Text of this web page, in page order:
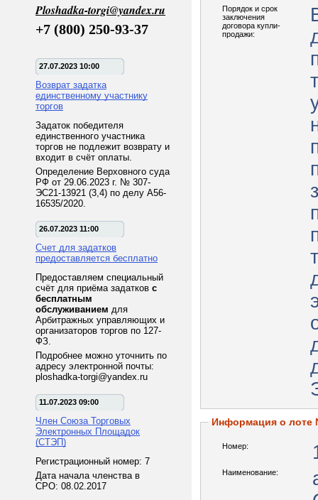
Ploshadka-torgi@yandex.ru
+7 (800) 250-93-37
27.07.2023 10:00
Возврат задатка
единственному участнику
торгов
Задаток победителя
единственного участника
торгов не подлежит возврату и
входит в счёт оплаты.
Определение Верховного суда
РФ от 29.06.2023 г. № 307-
ЭС21-13921 (3,4) по делу А56-
16535/2020.
26.07.2023 11:00
Счет для задатков
предоставляется бесплатно
Предоставляем специальный
счёт для приёма задатков с
бесплатным
обслуживанием для
Арбитражных управляющих и
организаторов торгов по 127-
ФЗ.
Подробнее можно уточнить по
адресу электронной почты:
ploshadka-torgi@yandex.ru
11.07.2023 09:00
Член Союза Торговых
Электронных Площадок
(СТЭП)
Регистрационный номер: 7
Дата начала членства в
СРО: 08.02.2017
Порядок и срок
заключения
договора купли-
продажи:
Информация о лоте
Номер:
Наименование: